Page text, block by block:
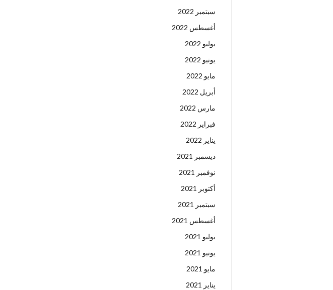
سبتمبر 2022
أغسطس 2022
يوليو 2022
يونيو 2022
مايو 2022
أبريل 2022
مارس 2022
فبراير 2022
يناير 2022
ديسمبر 2021
نوفمبر 2021
أكتوبر 2021
سبتمبر 2021
أغسطس 2021
يوليو 2021
يونيو 2021
مايو 2021
يناير 2021